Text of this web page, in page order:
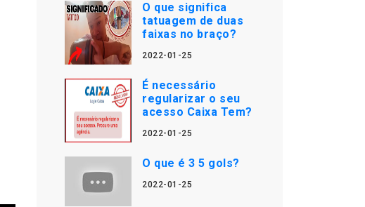
O que significa
tatuagem de duas
faixas no braço?
2022-01-25
É necessário
regularizar o seu
acesso Caixa Tem?
2022-01-25
O que é 3 5 gols?
2022-01-25